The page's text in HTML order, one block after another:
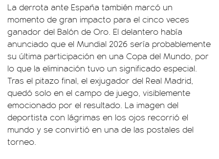
La derrota ante España también marcó un
momento de gran impacto para el cinco veces
ganador del Balón de Oro. El delantero había
anunciado que el Mundial 2026 sería probablemente
su última participación en una Copa del Mundo, por
lo que la eliminación tuvo un significado especial.
Tras el pitazo final, el exjugador del Real Madrid,
quedó solo en el campo de juego, visiblemente
emocionado por el resultado. La imagen del
deportista con lágrimas en los ojos recorrió el
mundo y se convirtió en una de las postales del
torneo.